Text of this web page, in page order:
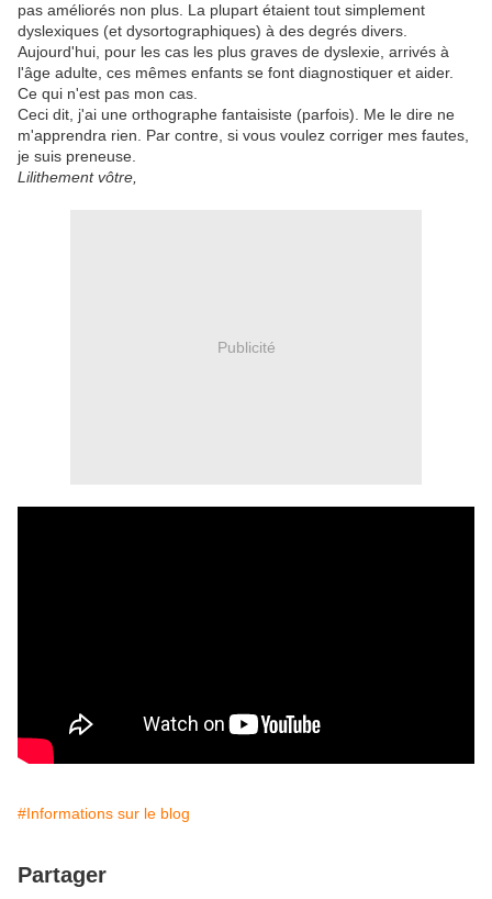
pas améliorés non plus. La plupart étaient tout simplement
dyslexiques (et dysortographiques) à des degrés divers.
Aujourd'hui, pour les cas les plus graves de dyslexie, arrivés à
l'âge adulte, ces mêmes enfants se font diagnostiquer et aider.
Ce qui n'est pas mon cas.
Ceci dit, j'ai une orthographe fantaisiste (parfois). Me le dire ne
m'apprendra rien. Par contre, si vous voulez corriger mes fautes,
je suis preneuse.
Lilithement vôtre,
Publicité
#Informations sur le blog
Partager